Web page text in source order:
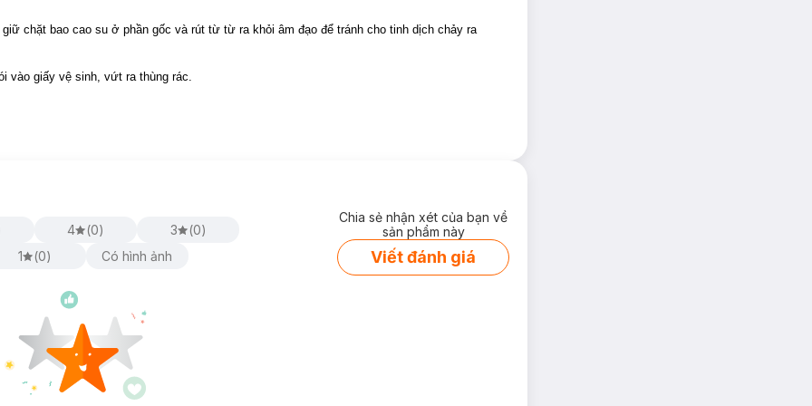
5 công đoạn kiểm tra chất lượng, cũng như được kiểm nghiệm trên da.
đáp ứng những yêu cầu và điều kiện sản xuất khắt khe dành cho sản phẩm
ý muốn, HIV hoặc bệnh lây truyền qua đường tình dục.
hệ qua cửa sau hay bằng miệng.
làm giảm chất lượng.
chặt bao cao su ở phần gốc và rút từ từ ra khỏi âm đạo để tránh cho tinh dịch chảy ra
vào giấy vệ sinh, vứt ra thùng rác.
4 (0) 3 (0)
1 (0) Có hình ảnh
Chia sẻ nhận xét của bạn về
sản phẩm này
Viết đánh giá